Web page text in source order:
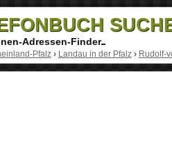
Adressen-Finder
Pfalz› Landau in der Pfalz› Rudolf-